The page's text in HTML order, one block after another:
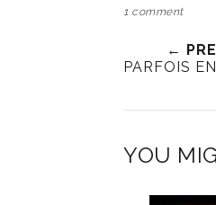
1 comment
←
PARFOIS
YOU